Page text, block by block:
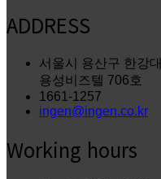
ADDRESS
서울시 용산구 한강
용성비즈텔 706호
1661-1257
ingen@ingen.co.kr
Working hours